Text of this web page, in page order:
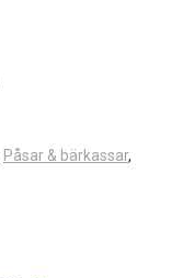
Påsar & bärkassar,